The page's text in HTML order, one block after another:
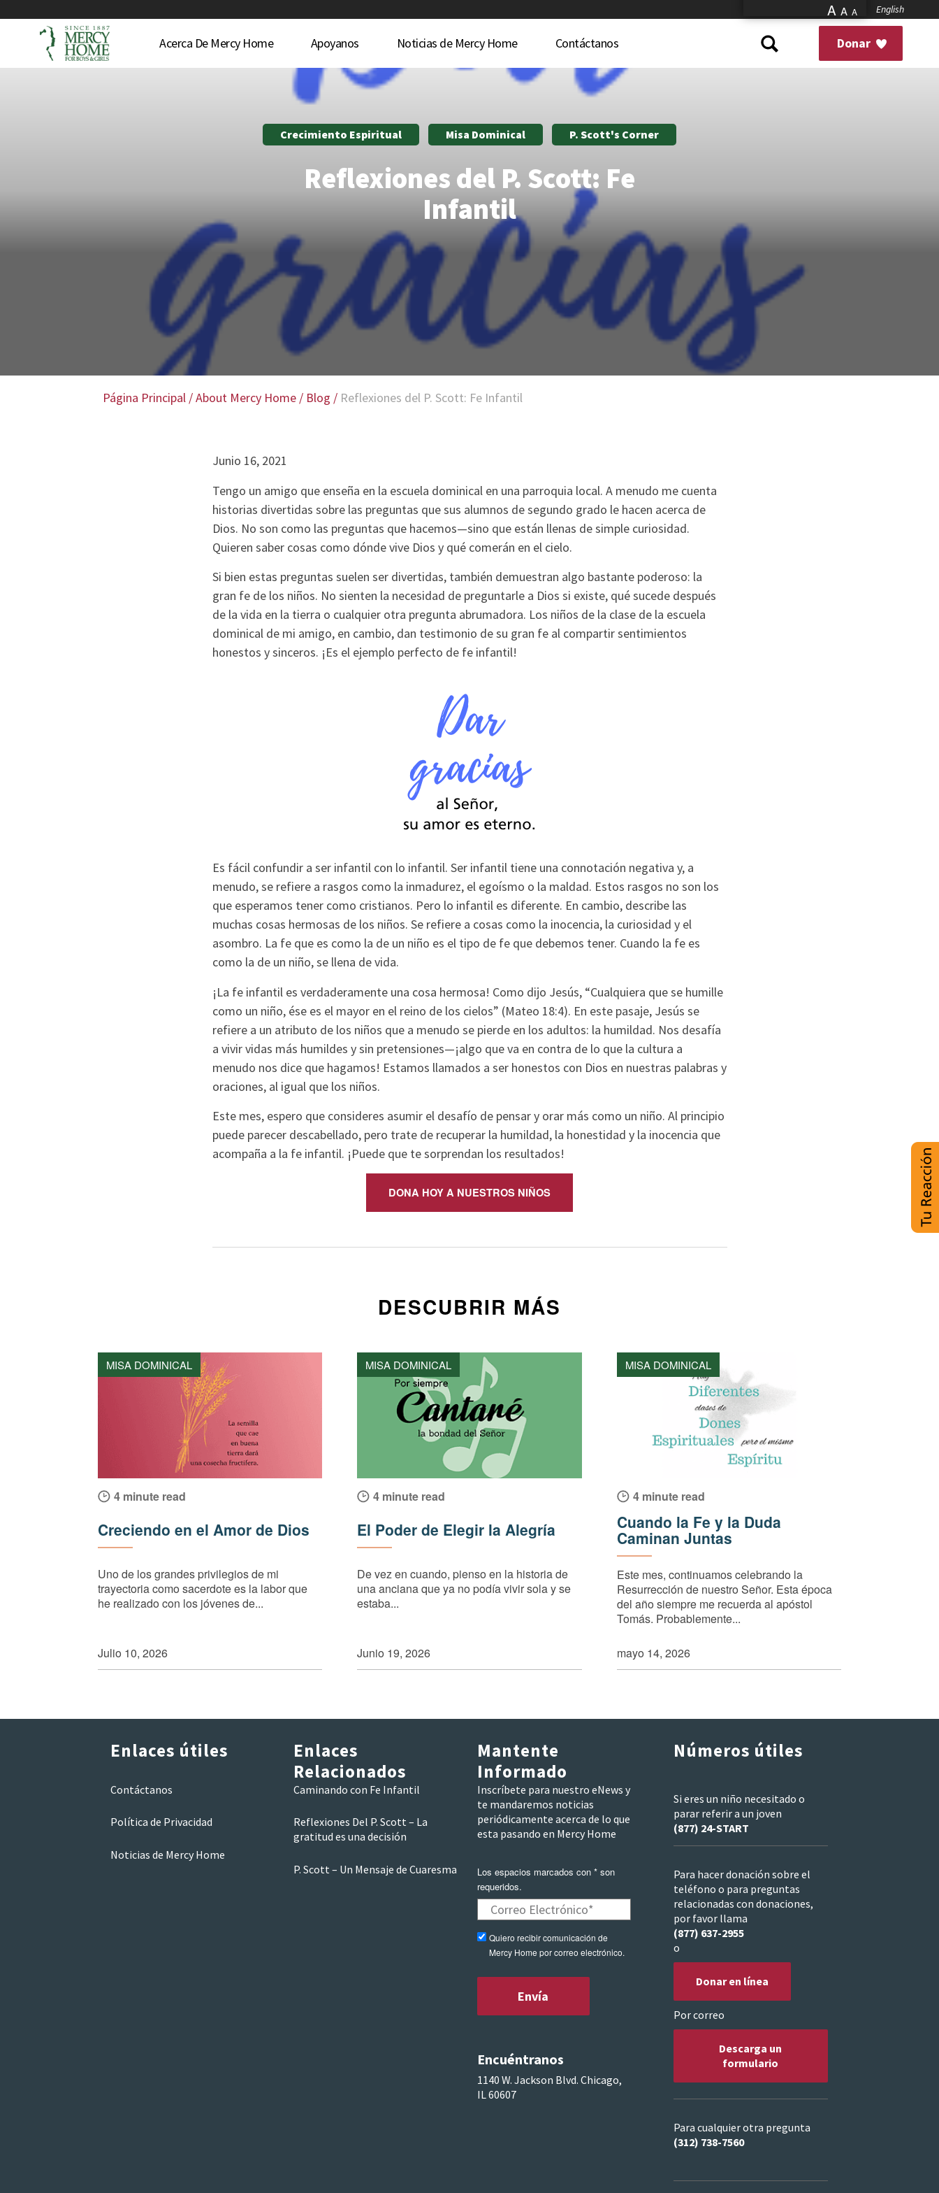
A A A English
Donar
Acerca De Mercy Home Apoyanos Noticias de Mercy Home Contáctanos
Crecimiento Espiritual Misa Dominical P. Scott's Corner
Reflexiones del P. Scott: Fe
Infantil
Página Principal /About Mercy Home / Blog / Reflexiones del P. Scott: Fe Infantil
Junio 16, 2021
Tengo un amigo que enseña en la escuela dominical en una parroquia local. A menudo me cuenta
historias divertidas sobre las preguntas que sus alumnos de segundo grado le hacen acerca de
Dios. No son como las preguntas que hacemos—sino que están llenas de simple curiosidad.
Quieren saber cosas como dónde vive Dios y qué comerán en el cielo.
Si bien estas preguntas suelen ser divertidas, también demuestran algo bastante poderoso: la
gran fe de los niños. No sienten la necesidad de preguntarle a Dios si existe, qué sucede después
de la vida en la tierra o cualquier otra pregunta abrumadora. Los niños de la clase de la escuela
dominical de mi amigo, en cambio, dan testimonio de su gran fe al compartir sentimientos
honestos y sinceros. ¡Es el ejemplo perfecto de fe infantil!
Es fácil confundir a ser infantil con lo infantil. Ser infantil tiene una connotación negativa y, a
menudo, se refiere a rasgos como la inmadurez, el egoísmo o la maldad. Estos rasgos no son los
que esperamos tener como cristianos. Pero lo infantil es diferente. En cambio, describe las
muchas cosas hermosas de los niños. Se refiere a cosas como la inocencia, la curiosidad y el
asombro. La fe que es como la de un niño es el tipo de fe que debemos tener. Cuando la fe es
como la de un niño, se llena de vida.
¡La fe infantil es verdaderamente una cosa hermosa! Como dijo Jesús, “Cualquiera que se humille
como un niño, ése es el mayor en el reino de los cielos” (Mateo 18:4). En este pasaje, Jesús se
refiere a un atributo de los niños que a menudo se pierde en los adultos: la humildad. Nos desafía
a vivir vidas más humildes y sin pretensiones—¡algo que va en contra de lo que la cultura a
menudo nos dice que hagamos! Estamos llamados a ser honestos con Dios en nuestras palabras y
oraciones, al igual que los niños.
Este mes, espero que consideres asumir el desafío de pensar y orar más como un niño. Al principio
puede parecer descabellado, pero trate de recuperar la humildad, la honestidad y la inocencia que
acompaña a la fe infantil. ¡Puede que te sorprendan los resultados!
DONA HOY A NUESTROS NIÑOS
DESCUBRIR MÁS
MISA DOMINICAL
4 minute read
Creciendo en el Amor de Dios
Uno de los grandes privilegios de mi
trayectoria como sacerdote es la labor que
he realizado con los jóvenes de...
Julio 10, 2026
MISA DOMINICAL
4 minute read
El Poder de Elegir la Alegría
De vez en cuando, pienso en la historia de
una anciana que ya no podía vivir sola y se
estaba...
Junio 19, 2026
MISA DOMINICAL
4 minute read
Cuando la Fe y la Duda
Caminan Juntas
Este mes, continuamos celebrando la
Resurrección de nuestro Señor. Esta época
del año siempre me recuerda al apóstol
Tomás. Probablemente...
mayo 14, 2026
Enlaces útiles
Contáctanos
Política de Privacidad
Noticias de Mercy Home
Enlaces
Relacionados
Caminando con Fe Infantil
Reflexiones Del P. Scott – La
gratitud es una decisión
P. Scott – Un Mensaje de Cuaresma
Mantente
Informado
Inscríbete para nuestro eNews y
te mandaremos noticias
periódicamente acerca de lo que
esta pasando en Mercy Home
Los espacios marcados con * son
requeridos.
Quiero recibir comunicación de
Mercy Home por correo electrónico.
Encuéntranos
1140 W. Jackson Blvd. Chicago,
IL 60607
Números útiles
Si eres un niño necesitado o
parar referir a un joven
(877) 24-START
Para hacer donación sobre el
teléfono o para preguntas
relacionadas con donaciones,
por favor llama
(877) 637-2955
o
Donar en línea
Por correo
Descarga un
formulario
Para cualquier otra pregunta
(312) 738-7560